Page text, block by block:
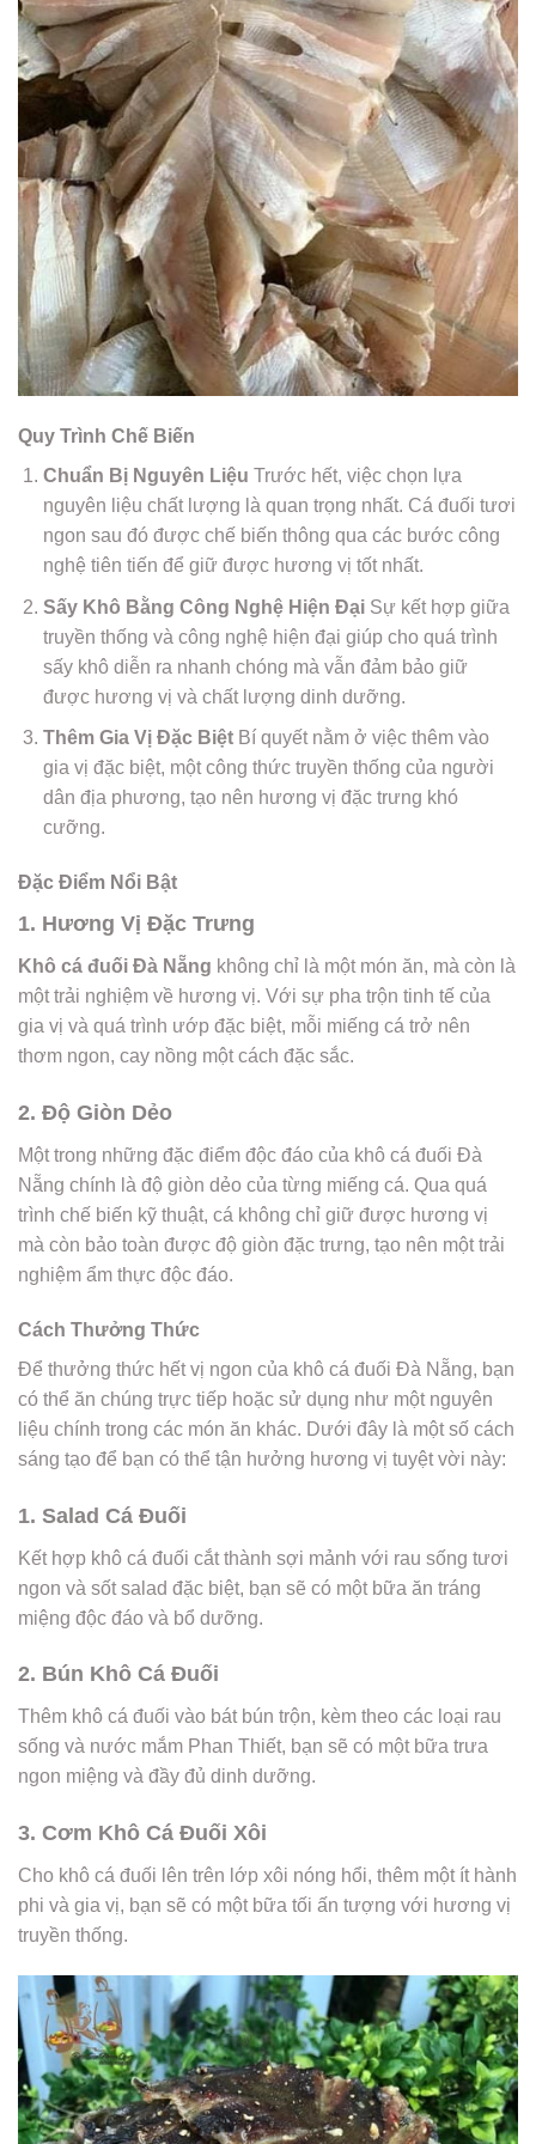
Quy Trình Chế Biến
Chuẩn Bị Nguyên Liệu Trước hết, việc chọn lựa
nguyên liệu chất lượng là quan trọng nhất. Cá đuối tươi
ngon sau đó được chế biến thông qua các bước công
nghệ tiên tiến để giữ được hương vị tốt nhất.
Sấy Khô Bằng Công Nghệ Hiện ĐạiSự kết hợp giữa
truyền thống và công nghệ hiện đại giúp cho quá trình
sấy khô diễn ra nhanh chóng mà vẫn đảm bảo giữ
được hương vị và chất lượng dinh dưỡng.
Thêm Gia Vị Đặc BiệtBí quyết nằm ở việc thêm vào
gia vị đặc biệt, một công thức truyền thống của người
dân địa phương, tạo nên hương vị đặc trưng khó
cưỡng.
Đặc Điểm Nổi Bật
1. Hương Vị Đặc Trưng
Khô cá đuối Đà Nẵng không chỉ là một món ăn, mà còn là
một trải nghiệm về hương vị. Với sự pha trộn tinh tế của
gia vị và quá trình ướp đặc biệt, mỗi miếng cá trở nên
thơm ngon, cay nồng một cách đặc sắc.
2. Độ Giòn Dẻo
Một trong những đặc điểm độc đáo của khô cá đuối Đà
Nẵng chính là độ giòn dẻo của từng miếng cá. Qua quá
trình chế biến kỹ thuật, cá không chỉ giữ được hương vị
mà còn bảo toàn được độ giòn đặc trưng, tạo nên một trải
nghiệm ẩm thực độc đáo.
Cách Thưởng Thức
Để thưởng thức hết vị ngon của khô cá đuối Đà Nẵng, bạn
có thể ăn chúng trực tiếp hoặc sử dụng như một nguyên
liệu chính trong các món ăn khác. Dưới đây là một số cách
sáng tạo để bạn có thể tận hưởng hương vị tuyệt vời này:
1. Salad Cá Đuối
Kết hợp khô cá đuối cắt thành sợi mảnh với rau sống tươi
ngon và sốt salad đặc biệt, bạn sẽ có một bữa ăn tráng
miệng độc đáo và bổ dưỡng.
2. Bún Khô Cá Đuối
Thêm khô cá đuối vào bát bún trộn, kèm theo các loại rau
sống và nước mắm Phan Thiết, bạn sẽ có một bữa trưa
ngon miệng và đầy đủ dinh dưỡng.
3. Cơm Khô Cá Đuối Xôi
Cho khô cá đuối lên trên lớp xôi nóng hổi, thêm một ít hành
phi và gia vị, bạn sẽ có một bữa tối ấn tượng với hương vị
truyền thống.